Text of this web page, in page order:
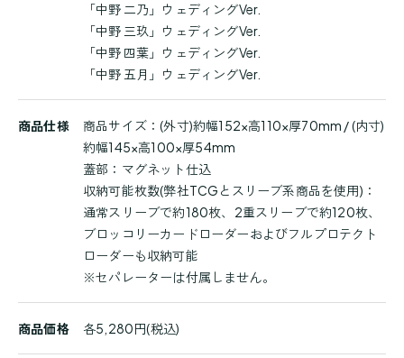
「中野 二乃」ウェディングVer.
「中野 三玖」ウェディングVer.
「中野 四葉」ウェディングVer.
「中野 五月」ウェディングVer.
商品仕様
商品サイズ：(外寸)約幅152×高110×厚70mm / (内寸)
約幅145×高100×厚54mm
蓋部：マグネット仕込
収納可能枚数(弊社TCGとスリーブ系商品を使用)：
通常スリーブで約180枚、2重スリーブで約120枚、
ブロッコリーカードローダーおよびフルプロテクト
ローダーも収納可能
※セパレーターは付属しません。
商品価格 各5,280円(税込)